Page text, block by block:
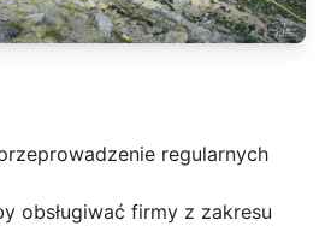
regularnych
obsługiwać firmy z zakresu